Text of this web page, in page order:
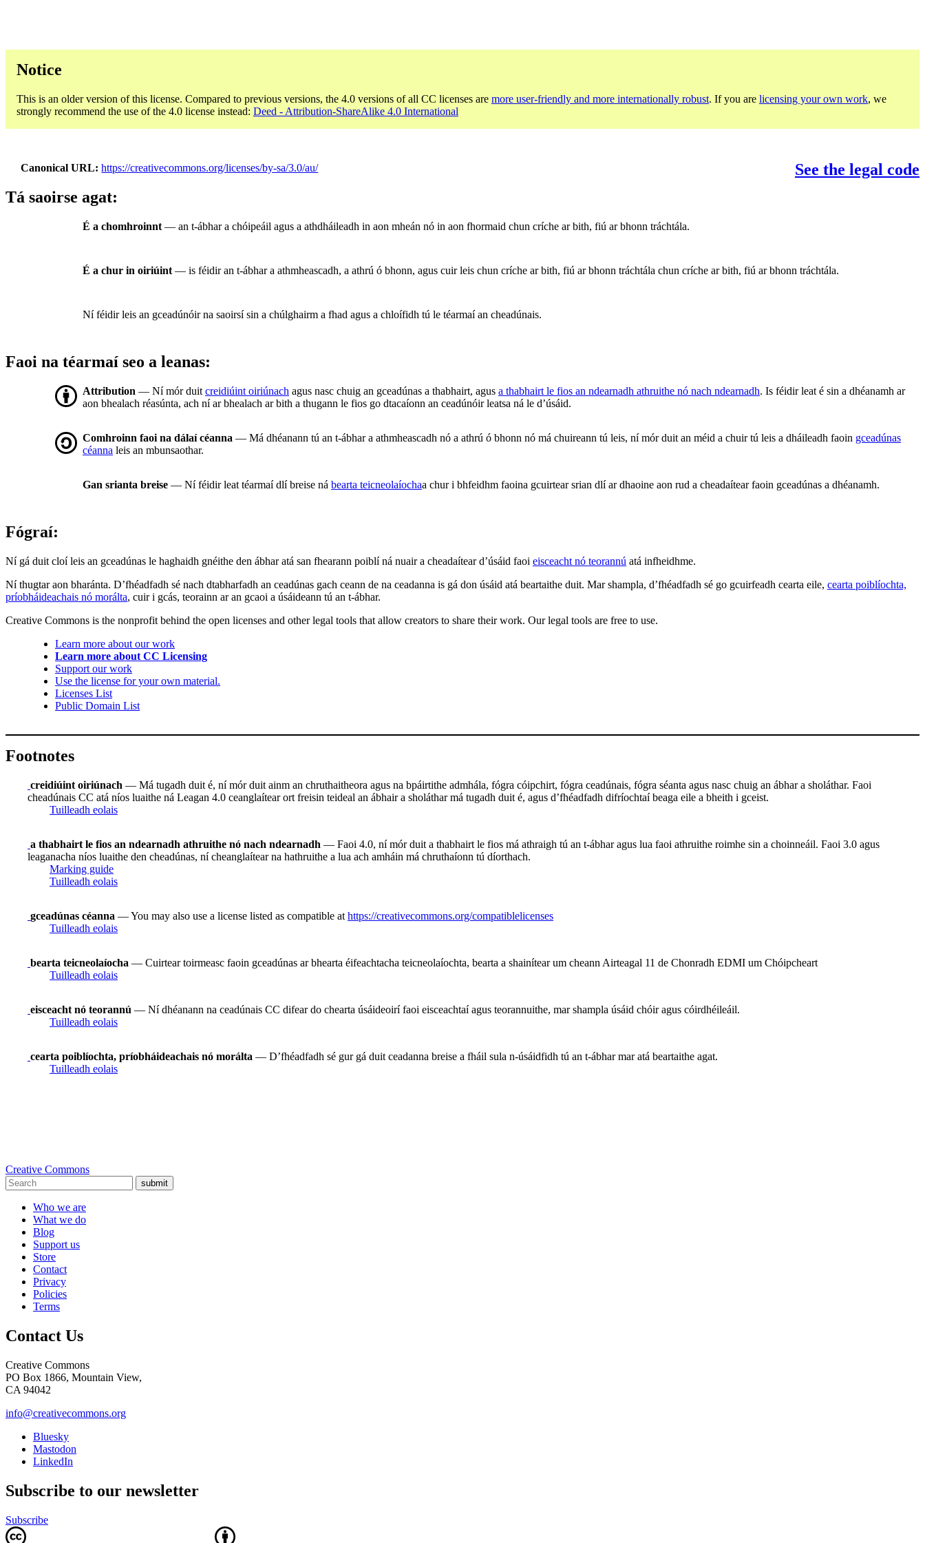
Notice
This is an older version of this license. Compared to previous versions, the 4.0 versions of all CC licenses are more user-friendly and more internationally robust. If you are licensing your own work, we
strongly recommend the use of the 4.0 license instead: Deed - Attribution-ShareAlike 4.0 International
Canonical URL https://creativecommons.org/licenses/by-sa/3.0/au/
See the legal code
Tá saoirse agat:
É a chomhroinnt — an t-ábhar a chóipeáil agus a athdháileadh in aon mheán nó in aon fhormaid chun críche ar bith, fiú ar bhonn tráchtála.
É a chur in oiriúint — is féidir an t-ábhar a athmheascadh, a athrú ó bhonn, agus cuir leis chun críche ar bith, fiú ar bhonn tráchtála chun críche ar bith, fiú ar bhonn tráchtála.
Ní féidir leis an gceadúnóir na saoirsí sin a chúlghairm a fhad agus a chloífidh tú le téarmaí an cheadúnais.
Faoi na téarmaí seo a leanas:
Attribution — Ní mór duit creidiúint oiriúnach agus nasc chuig an gceadúnas a thabhairt, agus a thabhairt le fios an ndearnadh athruithe nó nach ndearnadh. Is féidir leat é sin a dhéanamh ar
aon bhealach réasúnta, ach ní ar bhealach ar bith a thugann le fios go dtacaíonn an ceadúnóir leatsa ná le d’úsáid.
Comhroinn faoi na dálaí céanna — Má dhéanann tú an t-ábhar a athmheascadh nó a athrú ó bhonn nó má chuireann tú leis, ní mór duit an méid a chuir tú leis a dháileadh faoin gceadúnas
céanna leis an mbunsaothar.
Gan srianta breise — Ní féidir leat téarmaí dlí breise ná bearta teicneolaíochaa chur i bhfeidhm faoina gcuirtear srian dlí ar dhaoine aon rud a cheadaítear faoin gceadúnas a dhéanamh.
Fógraí:
Ní gá duit cloí leis an gceadúnas le haghaidh gnéithe den ábhar atá san fhearann poiblí ná nuair a cheadaítear d’úsáid faoi eisceacht nó teorannú atá infheidhme.
Ní thugtar aon bharánta. D’fhéadfadh sé nach dtabharfadh an ceadúnas gach ceann de na ceadanna is gá don úsáid atá beartaithe duit. Mar shampla, d’fhéadfadh sé go gcuirfeadh cearta eile, cearta poiblíochta,
príobháideachais nó morálta, cuir i gcás, teorainn ar an gcaoi a úsáideann tú an t-ábhar.
Creative Commons is the nonprofit behind the open licenses and other legal tools that allow creators to share their work. Our legal tools are free to use.
Learn more about our work
Learn more about CC Licensing
Support our work
Use the license for your own material.
Licenses List
Public Domain List
Footnotes
creidiúint oiriúnach — Má tugadh duit é, ní mór duit ainm an chruthaitheora agus na bpáirtithe admhála, fógra cóipchirt, fógra ceadúnais, fógra séanta agus nasc chuig an ábhar a sholáthar. Faoi
cheadúnais CC atá níos luaithe ná Leagan 4.0 ceanglaítear ort freisin teideal an ábhair a sholáthar má tugadh duit é, agus d’fhéadfadh difríochtaí beaga eile a bheith i gceist.
Tuilleadh eolais
a thabhairt le fios an ndearnadh athruithe nó nach ndearnadh — Faoi 4.0, ní mór duit a thabhairt le fios má athraigh tú an t-ábhar agus lua faoi athruithe roimhe sin a choinneáil. Faoi 3.0 agus
leaganacha níos luaithe den cheadúnas, ní cheanglaítear na hathruithe a lua ach amháin má chruthaíonn tú díorthach.
Marking guide
Tuilleadh eolais
gceadúnas céanna — You may also use a license listed as compatible at https://creativecommons.org/compatiblelicenses
Tuilleadh eolais
bearta teicneolaíocha — Cuirtear toirmeasc faoin gceadúnas ar bhearta éifeachtacha teicneolaíochta, bearta a shainítear um cheann Airteagal 11 de Chonradh EDMI um Chóipcheart
Tuilleadh eolais
eisceacht nó teorannú — Ní dhéanann na ceadúnais CC difear do chearta úsáideoirí faoi eisceachtaí agus teorannuithe, mar shampla úsáid chóir agus cóirdhéileáil.
Tuilleadh eolais
cearta poiblíochta, príobháideachais nó morálta — D’fhéadfadh sé gur gá duit ceadanna breise a fháil sula n-úsáidfidh tú an t-ábhar mar atá beartaithe agat.
Tuilleadh eolais
Creative Commons
submit
Who we are
What we do
Blog
Support us
Store
Contact
Privacy
Policies
Terms
Contact Us
Creative Commons
PO Box 1866, Mountain View,
CA 94042
info@creativecommons.org
Bluesky
Mastodon
LinkedIn
Subscribe to our newsletter
Subscribe